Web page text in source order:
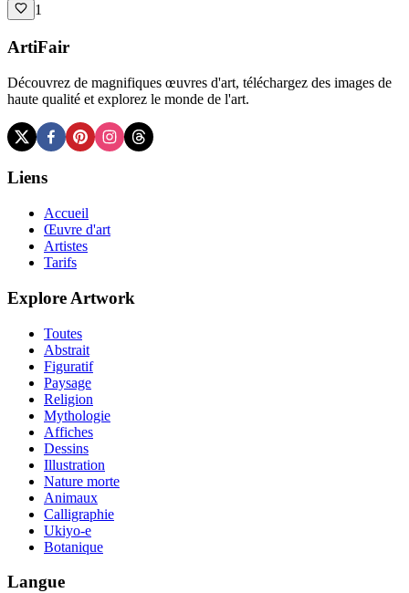
1
ArtiFair
Découvrez de magnifiques œuvres d'art, téléchargez des images de
haute qualité et explorez le monde de l'art.
Liens
Accueil
Œuvre d'art
Artistes
Tarifs
Explore Artwork
Toutes
Abstrait
Figuratif
Paysage
Religion
Mythologie
Affiches
Dessins
Illustration
Nature morte
Animaux
Calligraphie
Ukiyo-e
Botanique
Langue